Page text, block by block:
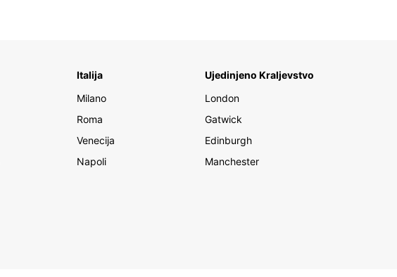
Italija
Milano
Roma
Venecija
Napoli
Ujedinjeno Kraljevstvo
London
Gatwick
Edinburgh
Manchester